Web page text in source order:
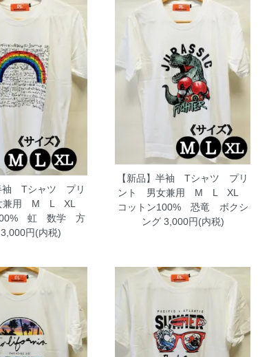
袖 Tシャツ プリ
兼用 M L XL
虹 数学 方
円(内税)
【新品】半袖 Tシャツ プリ
ント 男女兼用 M L XL
コットン100% 恐竜 ボクシ
ング3,000円(内税)